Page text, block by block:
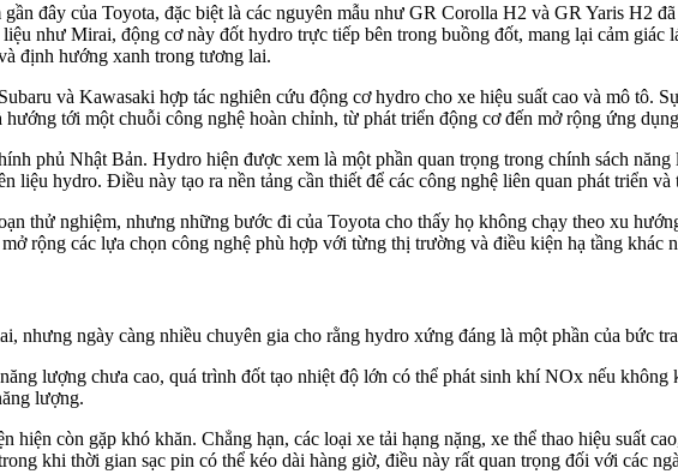
đây của Toyota, đặc biệt là các nguyên mẫu như GR Corolla H2 và GR Yaris H2
như Mirai, động cơ này đốt hydro trực tiếp bên trong buồng đốt, mang lại cảm giác
định hướng xanh trong tương lai.
và Kawasaki hợp tác nghiên cứu động cơ hydro cho xe hiệu suất cao và mô tô.
tới một chuỗi công nghệ hoàn chỉnh, từ phát triển động cơ đến mở rộng ứng
phủ Nhật Bản. Hydro hiện được xem là một phần quan trọng trong chính sách
liệu hydro. Điều này tạo ra nền tảng cần thiết để các công nghệ liên quan phát triển
thử nghiệm, nhưng những bước đi của Toyota cho thấy họ không chạy theo xu
rộng các lựa chọn công nghệ phù hợp với từng thị trường và điều kiện hạ tầng khác
nhưng ngày càng nhiều chuyên gia cho rằng hydro xứng đáng là một phần của bức
lượng chưa cao, quá trình đốt tạo nhiệt độ lớn có thể phát sinh khí NOx nếu
lượng.
còn gặp khó khăn. Chẳng hạn, các loại xe tải hạng nặng, xe thể thao hiệu suất
khi thời gian sạc pin có thể kéo dài hàng giờ, điều này rất quan trọng đối với các